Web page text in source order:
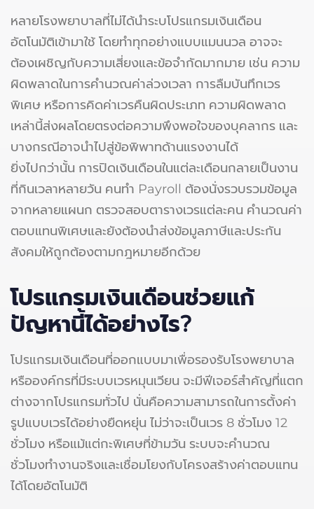
หลายโรงพยาบาลที่ไม่ได้นำระบโปรแกรมเงินเดือน
อัตโนมัติเข้ามาใช้ โดยทำทุกอย่างแบบแมนนวล อาจจะ
ต้องเผชิญกับความเสี่ยงและข้อจำกัดมากมาย เช่น ความ
ผิดพลาดในการคำนวณค่าล่วงเวลา การลืมบันทึกเวร
พิเศษ หรือการคิดค่าเวรคืนผิดประเภท ความผิดพลาด
เหล่านี้ส่งผลโดยตรงต่อความพึงพอใจของบุคลากร และ
บางกรณีอาจนำไปสู่ข้อพิพาทด้านแรงงานได้
ยิ่งไปกว่านั้น การปิดเงินเดือนในแต่ละเดือนกลายเป็นงาน
ที่กินเวลาหลายวัน คนทำ Payroll ต้องนั่งรวบรวมข้อมูล
จากหลายแผนก ตรวจสอบตารางเวรแต่ละคน คำนวณค่า
ตอบแทนพิเศษและยังต้องนำส่งข้อมูลภาษีและประกัน
สังคมให้ถูกต้องตามกฎหมายอีกด้วย
โปรแกรมเงินเดือนช่วยแก้
ปัญหานี้ได้อย่างไร?
โปรแกรมเงินเดือนที่ออกแบบมาเพื่อรองรับโรงพยาบาล
หรือองค์กรที่มีระบบเวรหมุนเวียน จะมีฟีเจอร์สำคัญที่แตก
ต่างจากโปรแกรมทั่วไป นั่นคือความสามารถในการตั้งค่า
รูปแบบเวรได้อย่างยืดหยุ่น ไม่ว่าจะเป็นเวร 8 ชั่วโมง 12
ชั่วโมง หรือแม้แต่กะพิเศษที่ข้ามวัน ระบบจะคำนวณ
ชั่วโมงทำงานจริงและเชื่อมโยงกับโครงสร้างค่าตอบแทน
ได้โดยอัตโนมัติ